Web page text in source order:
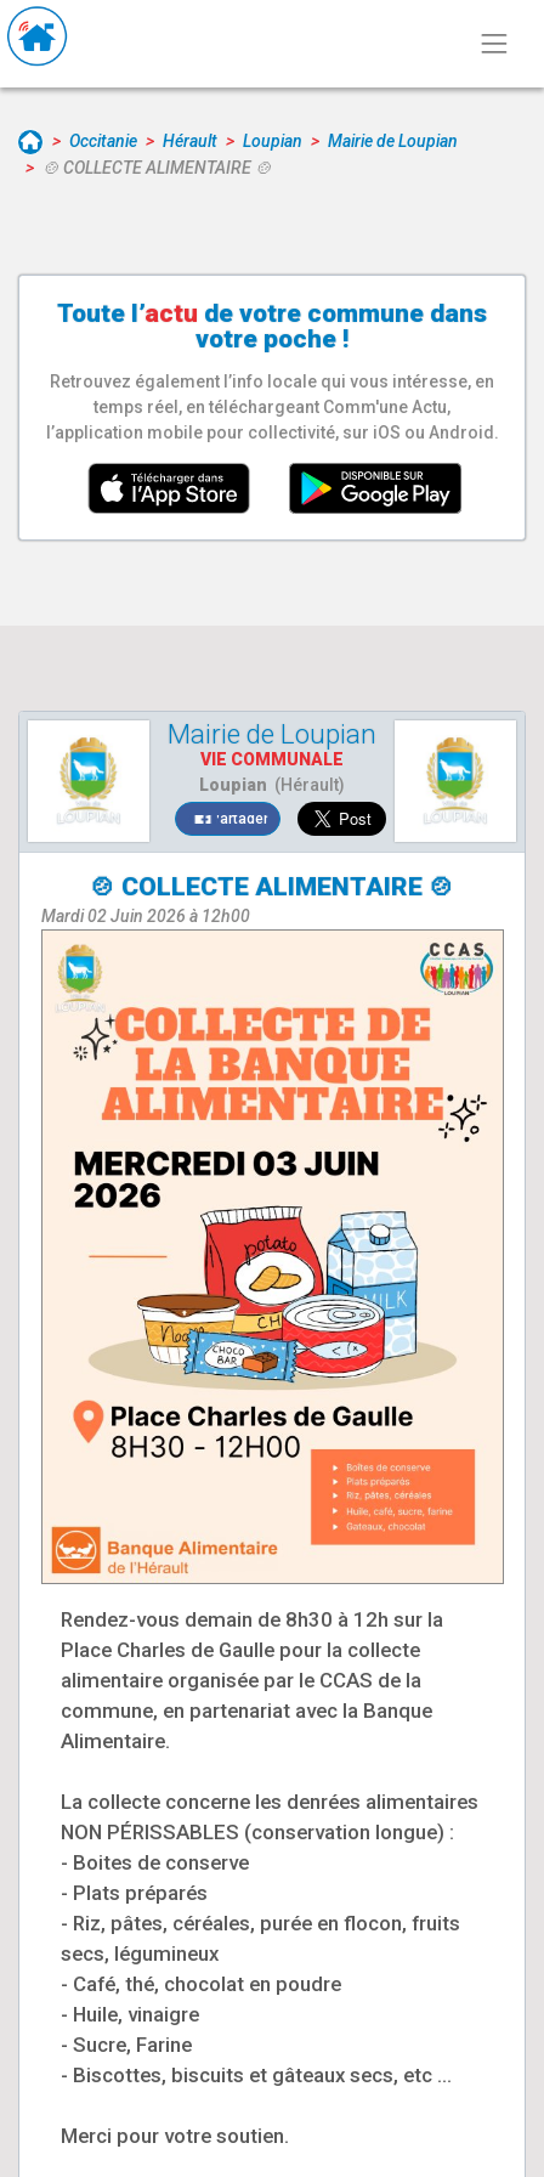
Occitanie Hérault Loupian
Mairie de Loupian
🍲​ COLLECTE ALIMENTAIRE 🍲​
Toute l’actu de votre commune dans
votre poche !
Retrouvez également l’info locale qui vous intéresse, en
temps réel, en téléchargeant Comm'une Actu,
l’application mobile pour collectivité, sur iOS ou Android.
Mairie de Loupian
VIE COMMUNALE
Loupian (Hérault)
Partager
🍲​ COLLECTE ALIMENTAIRE 🍲​
Mardi 02 Juin 2026 à 12h00
Rendez-vous demain de 8h30 à 12h sur la
Place Charles de Gaulle pour la collecte
alimentaire organisée par le CCAS de la
commune, en partenariat avec la Banque
Alimentaire.
La collecte concerne les denrées alimentaires
NON PÉRISSABLES (conservation longue) :
- Boites de conserve
- Plats préparés
- Riz, pâtes, céréales, purée en flocon, fruits
secs, légumineux
- Café, thé, chocolat en poudre
- Huile, vinaigre
- Sucre, Farine
- Biscottes, biscuits et gâteaux secs, etc ...
Merci pour votre soutien.